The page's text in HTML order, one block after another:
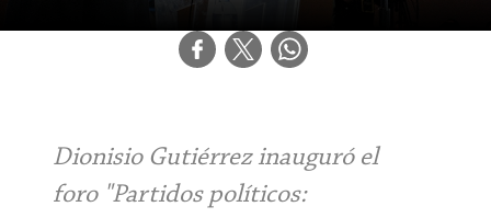
Dionisio Gutiérrez inauguró el
foro "Partidos políticos: